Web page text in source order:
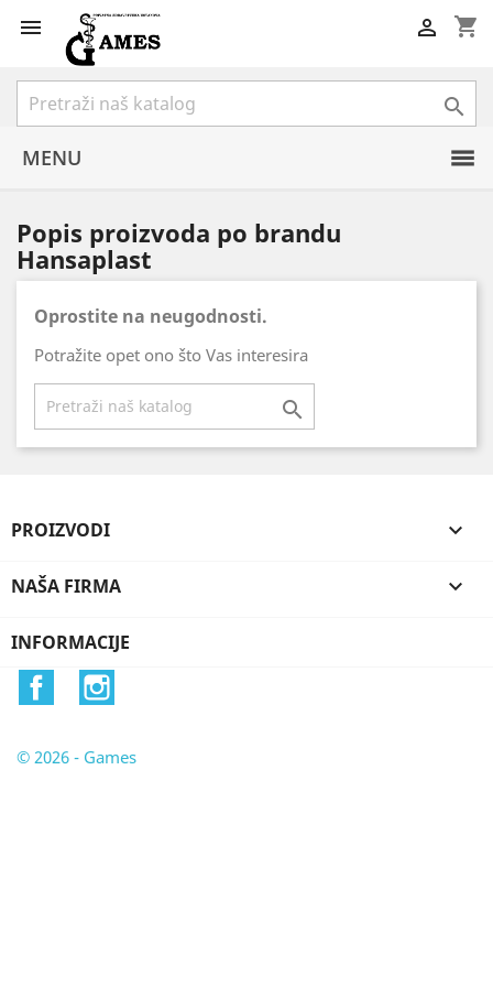
 shopping_cart


MENU
Popis proizvoda po brandu
Hansaplast
Oprostite na neugodnosti.
Potražite opet ono što Vas interesira

PROIZVODI 
NAŠA FIRMA 
INFORMACIJE
Facebook
© 2026 - Games